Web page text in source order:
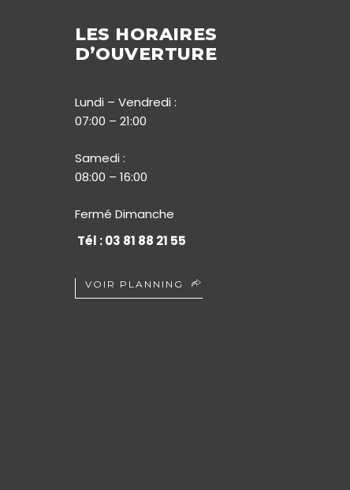
LES HORAIRES
D’OUVERTURE
Lundi – Vendredi :
07:00 – 21:00
Samedi :
08:00 – 16:00
Fermé Dimanche
Tél : 03 81 88 21 55
VOIR PLANNING